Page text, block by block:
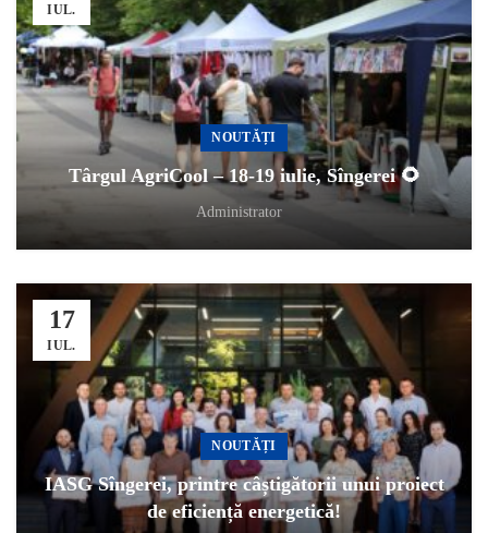
IUL.
NOUTĂȚI
Târgul AgriCool – 18-19 iulie, Sîngerei 🌻
Administrator
17
IUL.
NOUTĂȚI
IASG Sîngerei, printre câștigătorii unui proiect
de eficiență energetică!